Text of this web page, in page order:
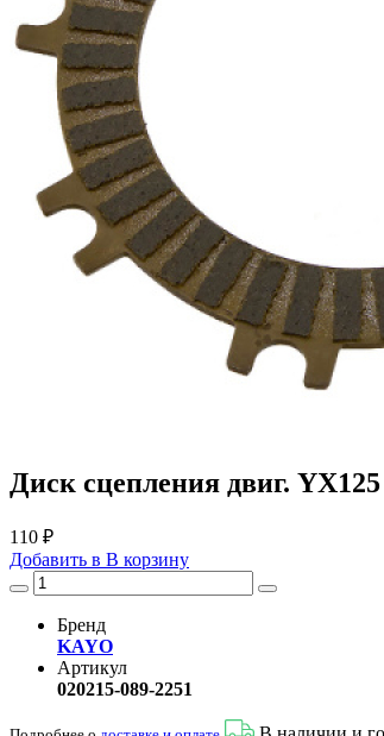
Диск сцепления двиг.
110 ₽
Добавить в В корзину
Бренд
KAYO
Артикул
020215-089-2251